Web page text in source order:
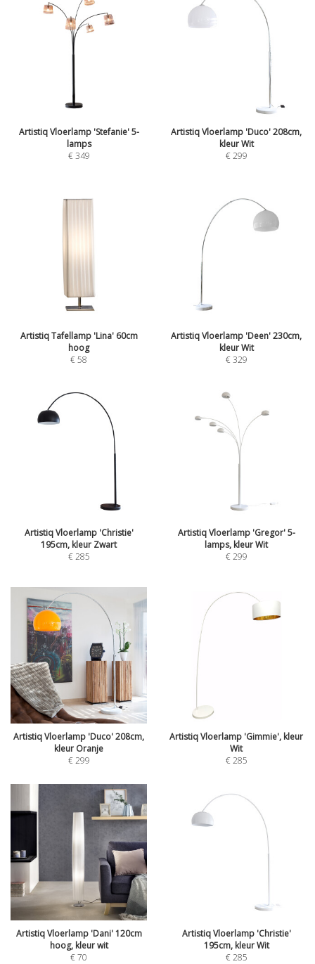
Artistiq Vloerlamp 'Stefanie' 5-
lamps
€349
Artistiq Vloerlamp 'Duco' 208cm,
kleur Wit
€299
Artistiq Tafellamp 'Lina' 60cm
hoog
€58
Artistiq Vloerlamp 'Deen' 230cm,
kleur Wit
€329
Artistiq Vloerlamp 'Christie'
195cm, kleur Zwart
€285
Artistiq Vloerlamp 'Gregor' 5-
lamps, kleur Wit
€299
Artistiq Vloerlamp 'Duco' 208cm,
kleur Oranje
€299
Artistiq Vloerlamp 'Gimmie', kleur
Wit
€285
Artistiq Vloerlamp 'Dani' 120cm
hoog, kleur wit
€70
Artistiq Vloerlamp 'Christie'
195cm, kleur Wit
€285